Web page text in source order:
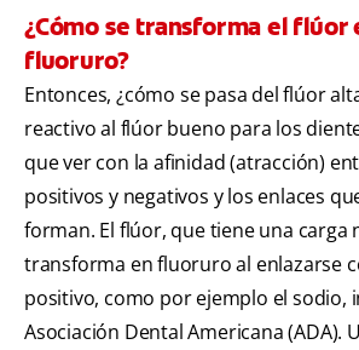
¿Cómo se transforma el flúor
fluoruro?
Entonces, ¿cómo se pasa del flúor
reactivo al flúor bueno para los
que ver con la afinidad (atracción)
positivos y negativos y los enlaces
forman. El flúor, que tiene una carga
transforma en fluoruro al enlazarse
positivo, como por ejemplo el sodio,
Asociación Dental Americana (ADA).